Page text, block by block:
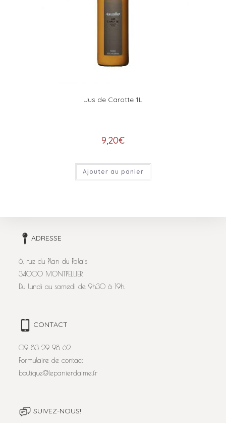
Jus de Carotte 1L
9,20€
Ajouter au panier
ADRESSE
6, rue du Plan du Palais
34000 MONTPELLIER
Du lundi au samedi de 9h30 à 19h.
CONTACT
09 83 29 98 62
Formulaire de contact
boutique@lepanierdaime.fr
SUIVEZ-NOUS!